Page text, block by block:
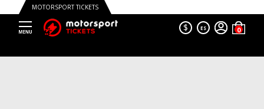
MOTORSPORT TICKETS
$ ES